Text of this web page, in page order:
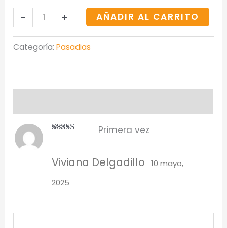
- + AÑADIR AL CARRITO
Categoría:Pasadias
Viviana Delgadillo
10 mayo,
2025
Primera vez